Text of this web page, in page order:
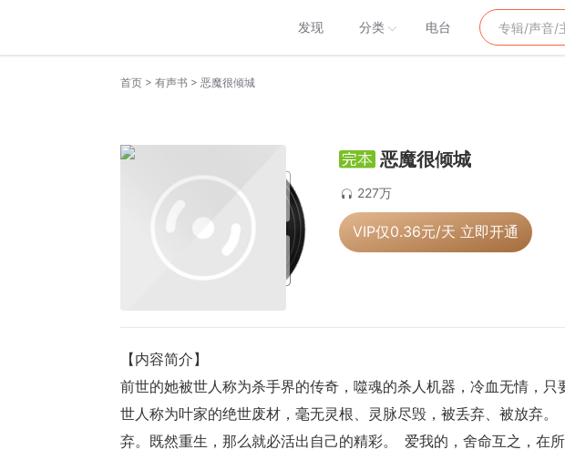
发现 分类 电台
首页 > 有声书 > 恶魔很倾城
恶魔很倾城
227万
VIP仅0.36元/天 立即开通
【内容简介】
前世的她被世人称为杀手界的传奇，噬魂的杀人机器，冷血无情，
世人称为叶家的绝世废材，毫无灵根、灵脉尽毁，被丢弃、被放弃
弃。既然重生，那么就必活出自己的精彩。  爱我的，舍命互之，在